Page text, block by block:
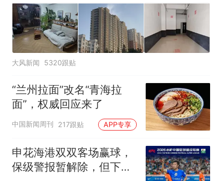
大风新闻 5320跟贴
“兰州拉面”改名“青海拉
面”，权威回应来了
中国新闻周刊 217跟贴 APP专享
申花海港双双客场赢球，
保级警报暂解除，但下一